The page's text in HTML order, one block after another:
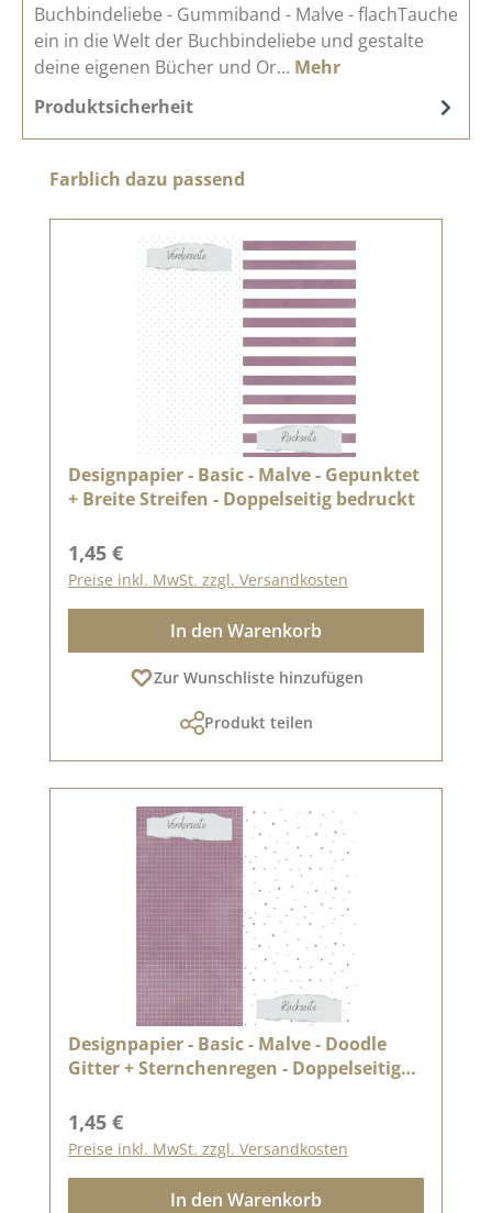
Buchbindeliebe - Gummiband - Malve - flachTauche
ein in die Welt der Buchbindeliebe und gestalte
deine eigenen Bücher und Or… Mehr
Produktsicherheit
Produktgalerie überspringen
Farblich dazu passend
Designpapier - Basic - Malve - Gepunktet
+ Breite Streifen - Doppelseitig bedruckt
Regulärer Preis:
1,45 €
Preise inkl. MwSt. zzgl. Versandkosten
In den Warenkorb
Zur Wunschliste hinzufügen
Produkt teilen
Designpapier - Basic - Malve - Doodle
Gitter + Sternchenregen - Doppelseitig
Regulärer Preis:
1,45 €
Preise inkl. MwSt. zzgl. Versandkosten
In den Warenkorb